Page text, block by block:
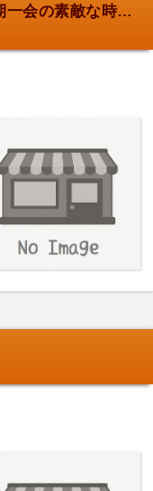
逸品料理と楽しい会話、一期一会の素敵な時間。